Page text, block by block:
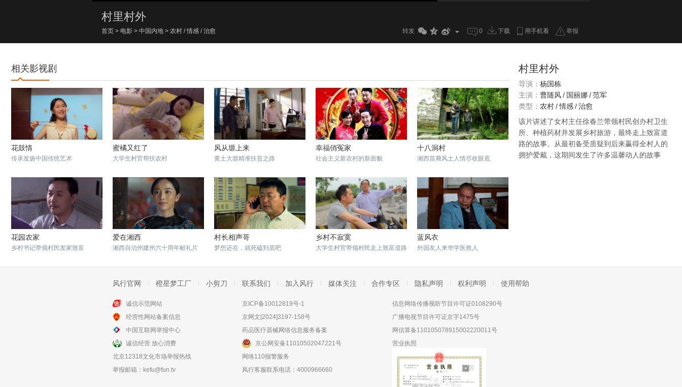
村里村外
首页 > 电影 > 中国内地 > 农村 / 情感 / 治愈 转发 0 下载 用手机看 举报
相关影视剧
花鼓情
传承发扬中国传统艺术
蜜橘又红了
大学生村官帮扶农村
风从塬上来
黄土大塬精准扶贫之路
幸福俏冤家
社会主义新农村的新面貌
十八洞村
湘西苗裔风土人情尽收眼底
花园农家
乡村书记带领村民发家致富
爱在湘西
湘西自治州建州六十周年献礼片
村长相声哥
梦想还在，就死磕到底吧
乡村不寂寞
大学生村官带领村民走上致富道路
蓝风衣
外国友人来华学医救人
缘·梦
村里村外
导演： 杨国栋
主演： 曹随风/ 国丽娜/范军
类型： 农村/情感/治愈
该片讲述了女村主任徐春兰带领村民创办村卫生
所、种植药材并发展乡村旅游，最终走上致富道
路的故事。从最初备受质疑到后来赢得全村人的
拥护爱戴，这期间发生了许多温馨动人的故事
风行官网 橙星梦工厂 小剪刀 联系我们 加入风行 媒体关注 合作专区 隐私声明 权利声明 使用帮助
诚信示范网站
经营性网站备案信息
中国互联网举报中心
诚信经营 放心消费
北京12318文化市场举报热线
举报邮箱： kefu@fun.tv
京ICP备10012819号-1
京网文[2024]3197-158号
药品医疗器械网络信息服务备案
京公网安备11010502047221号
网络110报警服务
风行客服联系电话：4000966660
信息网络传播视听节目许可证0108290号
广播电视节目许可证京字1475号
网信算备110105078915002220011号
营业执照